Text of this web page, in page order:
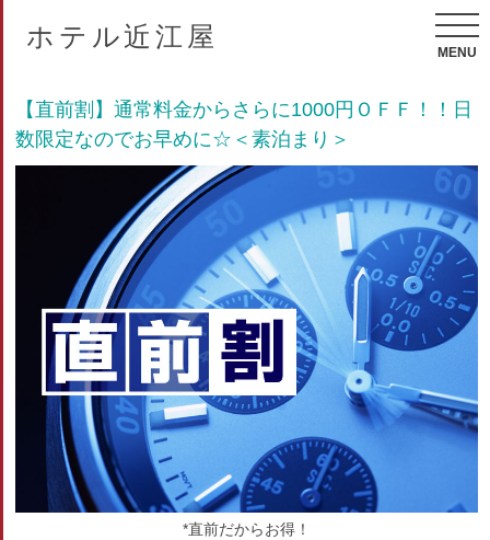
ホテル近江屋
MENU
【直前割】通常料金からさらに1000円ＯＦＦ！！日
数限定なのでお早めに☆＜素泊まり＞
*直前だからお得！